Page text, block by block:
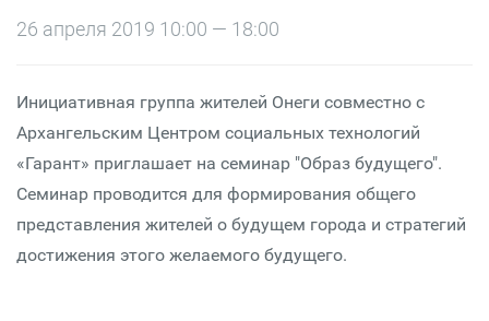
26 апреля 2019 10:00 — 18:00
Инициативная группа жителей Онеги совместно с
Архангельским Центром социальных технологий
«Гарант» приглашает на семинар "Образ будущего".
Семинар проводится для формирования общего
представления жителей о будущем города и стратегий
достижения этого желаемого будущего.